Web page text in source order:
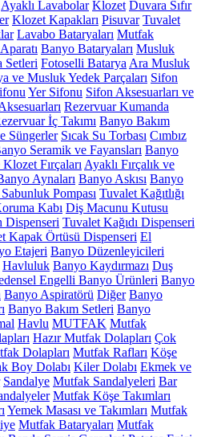
Ayaklı Lavabolar Klozet Duvara Sıfır
Klozet Kapakları Pisuvar Tuvalet
Lavabo Bataryaları Mutfak
Banyo Bataryaları Musluk
Setleri Fotoselli Batarya Ara Musluk
ve Musluk Yedek Parçaları Sifon
Yer Sifonu Sifon Aksesuarları ve
Rezervuar Kumanda
İç Takımı Banyo Bakım
Süngerler Sıcak Su Torbası Cımbız
Seramik ve Fayansları Banyo
Fırçaları Ayaklı Fırçalık ve
Aynaları Banyo Askısı Banyo
Sabunluk Pompası Tuvalet Kağıtlığı
Kabı Diş Macunu Kutusu
Dispenseri Tuvalet Kağıdı Dispenseri
Kapak Örtüsü Dispenseri El
Etajeri Banyo Düzenleyicileri
Havluluk Banyo Kaydırmazı Duş
Engelli Banyo Ürünleri Banyo
Banyo Aspiratörü Diğer Banyo
Banyo Bakım Setleri Banyo
Havlu MUTFAK Mutfak
Hazır Mutfak Dolapları Çok
Dolapları Mutfak Rafları Köşe
Boy Dolabı Kiler Dolabı Ekmek ve
Sandalye Mutfak Sandalyeleri Bar
Mutfak Köşe Takımları
Yemek Masası ve Takımları Mutfak
Mutfak Bataryaları Mutfak